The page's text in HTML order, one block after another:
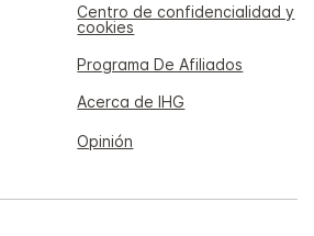
Centro de confidencialidad y
cookies
Programa De Afiliados
Acerca de IHG
Opinión